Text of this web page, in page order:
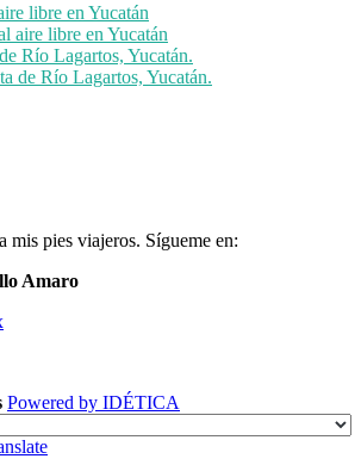
libre en Yucatán
Río Lagartos, Yucatán.
mis pies viajeros. Sígueme en:
Amaro
Powered by IDÉTICA